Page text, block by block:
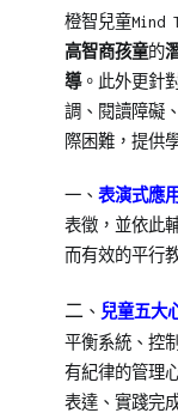
橙智兒童Mind
高智商孩童的
導。此外更針
調 、閱讀障礙
際困難，提供
一、 表演式應
表徵，並依此
而有效的平行
二、 兒童五大
平衡系統、控
有紀律的管理
表達、實踐完